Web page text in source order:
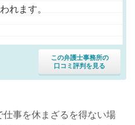
この弁護士事務所の
口コミ評判を見る
れます。
事を休まざるを得ない場